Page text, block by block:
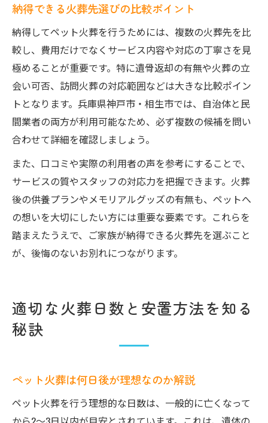
納得できる火葬先選びの比較ポイント
納得してペット火葬を行うためには、複数の火葬先を比
較し、費用だけでなくサービス内容や対応の丁寧さを見
極めることが重要です。特に遺骨返却の有無や火葬の立
会い可否、訪問火葬の対応範囲などは大きな比較ポイン
トとなります。兵庫県神戸市・相生市では、自治体と民
間業者の両方が利用可能なため、必ず複数の候補を問い
合わせて詳細を確認しましょう。
また、口コミや実際の利用者の声を参考にすることで、
サービスの質やスタッフの対応力を把握できます。火葬
後の供養プランやメモリアルグッズの有無も、ペットへ
の想いを大切にしたい方には重要な要素です。これらを
踏まえたうえで、ご家族が納得できる火葬先を選ぶこと
が、後悔のないお別れにつながります。
適切な火葬日数と安置方法を知る
秘訣
ペット火葬は何日後が理想なのか解説
ペット火葬を行う理想的な日数は、一般的に亡くなって